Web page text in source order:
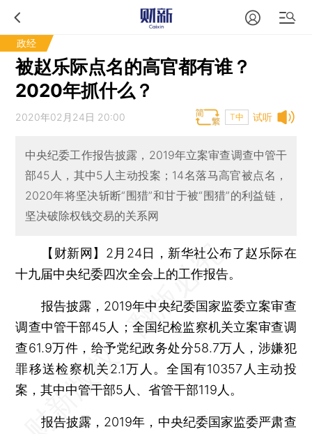
政经
被赵乐际点名的高官都有谁？
2020年抓什么？
试听
2020年02月24日 20:00 T中
中央纪委工作报告披露，2019年立案审查调查中管干
部45人，其中5人主动投案；14名落马高官被点名，
2020年将坚决斩断“围猎”和甘于被“围猎”的利益链，
坚决破除权钱交易的关系网
【财新网】 2月24日，新华社公布了赵乐际在
十九届中央纪委四次全会上的工作报告。
报告披露，2019年中央纪委国家监委立案审查
调查中管干部45人；全国纪检监察机关立案审查调
查61.9万件，给予党纪政务处分58.7万人，涉嫌犯
罪移送检察机关2.1万人。全国有10357人主动投
案，其中中管干部5人、省管干部119人。
报告披露，2019年，中央纪委国家监委严肃查